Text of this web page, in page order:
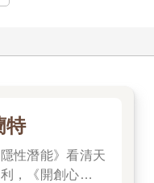
下伏筆。
議室就像是跑馬場，眾
起跑線上，得到展示自
特
性潛能》看清天
，《開創心態》